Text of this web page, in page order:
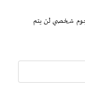
هجوم شخصي لن يتم